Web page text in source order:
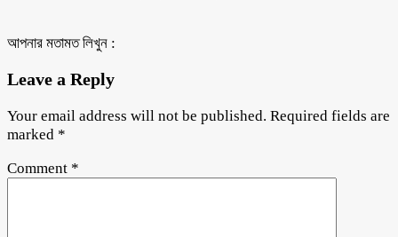
আপনার মতামত লিখুন :
Leave a Reply
Your email address will not be published. Required fields are
marked *
Comment *